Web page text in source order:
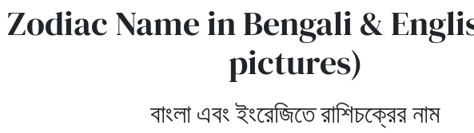
Zodiac Name in Bengali &
pictures)
বাংলা এবং ইংরেজিতে রাশিচক্রের নাম